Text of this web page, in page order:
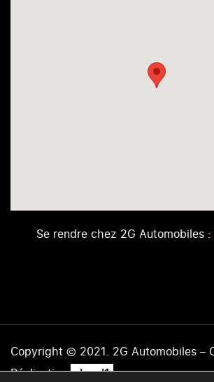
Se rendre chez 2G Automobiles :
Copyright © 2021. 2G Automobiles –
Réalisation .level1